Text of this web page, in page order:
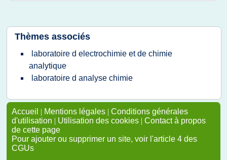
Thèmes associés
laboratoire d electrochimie et de chimie
analytique
laboratoire d analyse chimie
Accueil | Mentions légales | Conditions générales
d'utilisation | Utilisation des cookies | Contact à propos
de cette page
Pour ajouter ou supprimer un site, voir l'article 4 des
CGUs